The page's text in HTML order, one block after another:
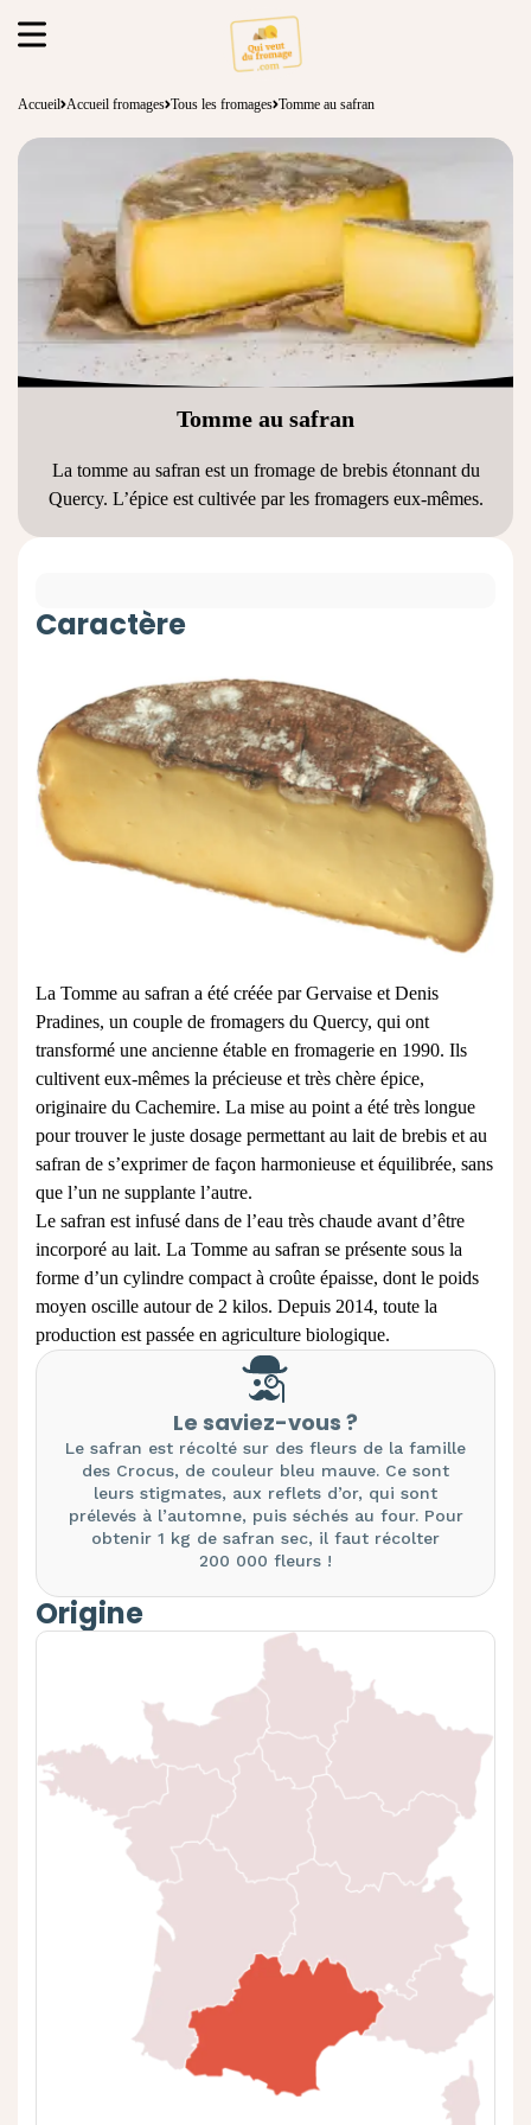
Accueil Accueil fromages Tous les fromages Tomme au safran
Tomme au safran
La tomme au safran est un fromage de brebisétonnant du
Quercy. L’épice est cultivée par les fromagers eux-mêmes.
Caractère
La Tomme au safran a été créée par Gervaise et Denis
Pradines, un couple de fromagers du Quercy, qui ont
transformé une ancienne étable en fromagerie en 1990. Ils
cultivent eux-mêmes la précieuse et très chère épice,
originaire du Cachemire. La mise au point a été très longue
pour trouver le juste dosage permettant au lait de brebis et au
safran de s’exprimer de façon harmonieuse et équilibrée, sans
que l’un ne supplante l’autre.
Le safran est infusé dans de l’eau très chaude avant d’être
incorporé au lait. La Tomme au safran se présente sous la
forme d’un cylindre compact à croûte épaisse, dont le poids
moyen oscille autour de 2 kilos. Depuis 2014, toute la
production est passée en agriculture biologique.
Le saviez-vous ?
Le safran est récolté sur des fleurs de la famille
des Crocus, de couleur bleu mauve. Ce sont
leurs stigmates, aux reflets d’or, qui sont
prélevés à l’automne, puis séchés au four. Pour
obtenir 1 kg de safran sec, il faut récolter
200 000 fleurs !
Origine